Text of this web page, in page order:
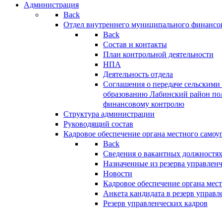
Администрация
Back
Отдел внутреннего муниципального
Back
Состав и контакты
План контрольной деятельности
НПА
Деятельность отдела
Соглашения о передаче
образованию Лабинский район
финансовому контролю
Структура администрации
Руководящий состав
Кадровое обеспечение органа местного
Back
Сведения о вакантных
Назначенные из резерва
Новости
Кадровое обеспечение органа
Анкета кандидата в резерв
Резерв управленческих кадров